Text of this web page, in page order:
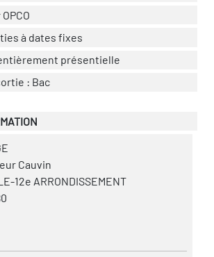
à dates fixes
présentielle
: Bac
Cauvin
12e ARRONDISSEMENT